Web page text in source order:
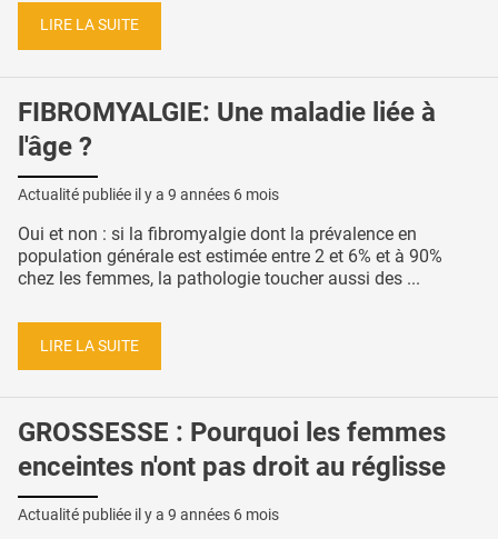
LIRE LA SUITE
FIBROMYALGIE: Une maladie liée à
l'âge ?
Actualité publiée il y a 9 années 6 mois
Oui et non : si la fibromyalgie dont la prévalence en
population générale est estimée entre 2 et 6% et à 90%
chez les femmes, la pathologie toucher aussi des ...
LIRE LA SUITE
GROSSESSE : Pourquoi les femmes
enceintes n'ont pas droit au réglisse
Actualité publiée il y a 9 années 6 mois